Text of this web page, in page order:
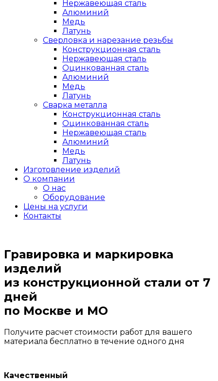
Нержавеющая сталь
Алюминий
Медь
Латунь
Сверловка и нарезание резьбы
Конструкционная сталь
Нержавеющая сталь
Оцинкованная сталь
Алюминий
Медь
Латунь
Сварка металла
Конструкционная сталь
Оцинкованная сталь
Нержавеющая сталь
Алюминий
Медь
Латунь
Изготовление изделий
О компании
О нас
Оборудование
Цены на услуги
Контакты
Гравировка и маркировка
изделий
из конструкционной стали от 7
дней
по Москве и МО
Получите расчет стоимости работ для вашего
материала бесплатно в течение одного дня
Качественный